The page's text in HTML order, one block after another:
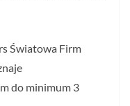
Światowa Firm
do minimum 3